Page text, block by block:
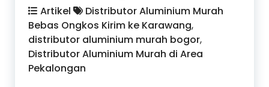
Artikel
Distributor Aluminium Murah
Bebas Ongkos Kirim ke Karawang,
distributor aluminium murah bogor,
Distributor Aluminium Murah di Area
Pekalongan